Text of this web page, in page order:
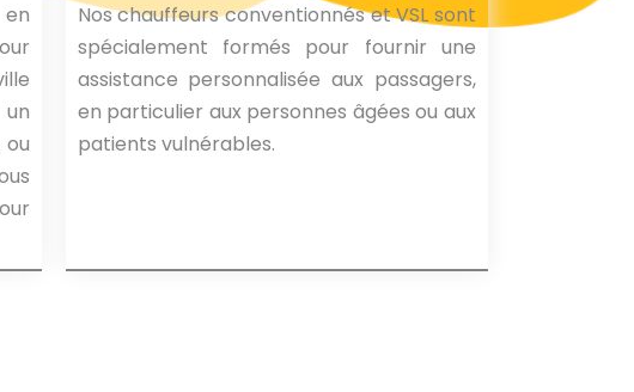
Nos chauffeurs conventionnés et VSL sont
spécialement formés pour fournir une
assistance personnalisée aux passagers,
en particulier aux personnes âgées ou aux
patients vulnérables.